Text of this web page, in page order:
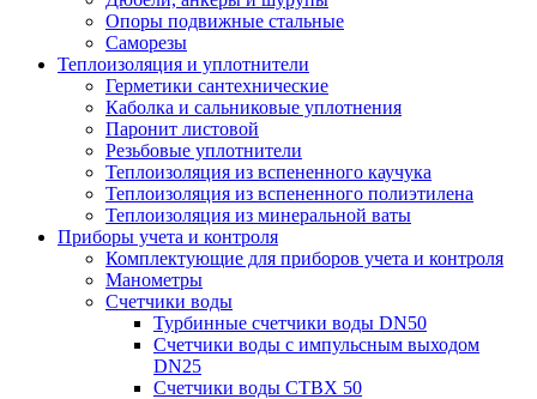
Опоры подвижные стальные
Саморезы
Теплоизоляция и уплотнители
Герметики сантехнические
Каболка и сальниковые уплотнения
Паронит листовой
Резьбовые уплотнители
Теплоизоляция из вспененного каучука
Теплоизоляция из вспененного полиэтилена
Теплоизоляция из минеральной ваты
Приборы учета и контроля
Комплектующие для приборов учета и контроля
Манометры
Счетчики воды
Турбинные счетчики воды DN50
Счетчики воды с импульсным выходом
DN25
Счетчики воды СТВХ 50